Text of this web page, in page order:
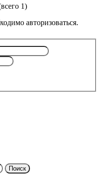
1)
авторизоваться.